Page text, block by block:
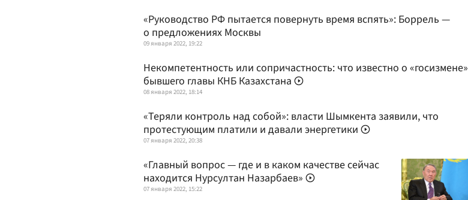
«Руководство РФ пытается повернуть время вспять»: Боррель —
о предложениях Москвы
09 января 2022, 19:22
Некомпетентность или сопричастность: что известно о «госизмене»
бывшего главы КНБ Казахстана
08 января 2022, 18:14
«Теряли контроль над собой»: власти Шымкента заявили, что
протестующим платили и давали энергетики
07 января 2022, 20:38
«Главный вопрос — где и в каком качестве сейчас
находится Нурсултан Назарбаев»
07 января 2022, 15:22